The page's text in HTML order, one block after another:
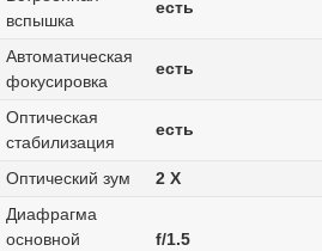
вспышка
есть
Автоматическая
фокусировка
есть
Оптическая
стабилизация
есть
Оптический зум
2 Х
Диафрагма
основной
f/1.5